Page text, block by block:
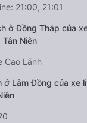
21:00, 21:01
ở Đồng Tháp của
Niên
Cao Lãnh
ở Lâm Đồng của xe